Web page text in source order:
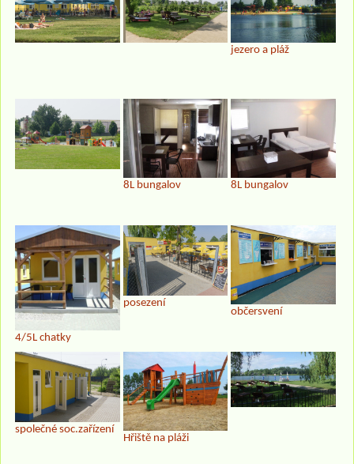
jezero a pláž
8L bungalov 8L bungalov
4/5L chatky
posezení
občersvení
společné soc.zařízení
Hřiště na pláži